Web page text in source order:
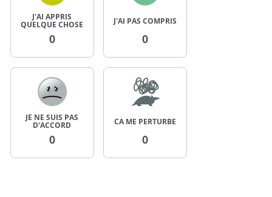
J'AI APPRIS
QUELQUE CHOSE
0
J'AI PAS COMPRIS
0
JE NE SUIS PAS
D'ACCORD
0
CA ME PERTURBE
0